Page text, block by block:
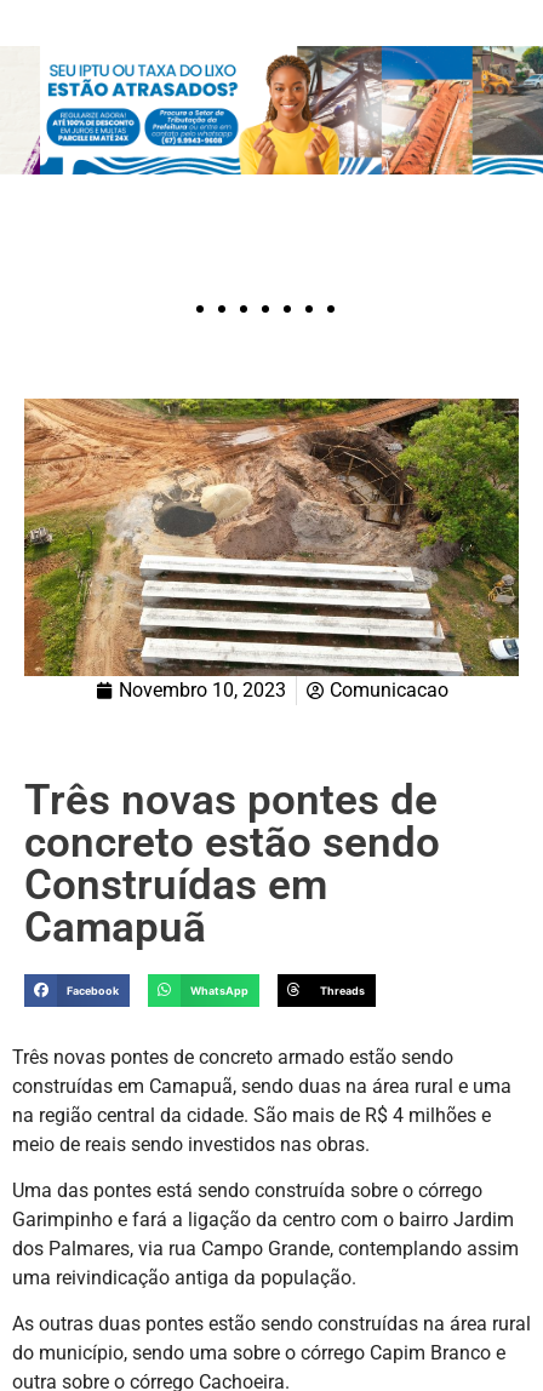
Novembro 10, 2023 Comunicacao
Três novas pontes de
concreto estão sendo
Construídas em
Camapuã
Facebook WhatsApp Threads
Três novas pontes de concreto armado estão sendo
construídas em Camapuã, sendo duas na área rural e uma
na região central da cidade. São mais de R$ 4 milhões e
meio de reais sendo investidos nas obras.
Uma das pontes está sendo construída sobre o córrego
Garimpinho e fará a ligação da centro com o bairro Jardim
dos Palmares, via rua Campo Grande, contemplando assim
uma reivindicação antiga da população.
As outras duas pontes estão sendo construídas na área rural
do município, sendo uma sobre o córrego Capim Branco e
outra sobre o córrego Cachoeira.